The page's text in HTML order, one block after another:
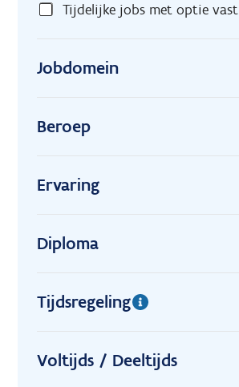
Tijdelijke jobs met optie vast
Jobdomein
Beroep
Ervaring
Diploma
Tijdsregeling
Voltijds / Deeltijds